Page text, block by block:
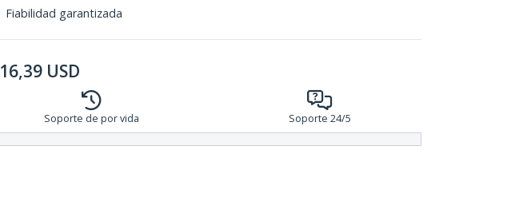
Fiabilidad garantizada
16,39 USD
Soporte de por vida Soporte 24/5